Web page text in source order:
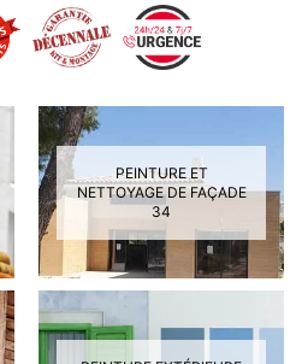
PEINTURE ET
NETTOYAGE DE FAÇADE
34